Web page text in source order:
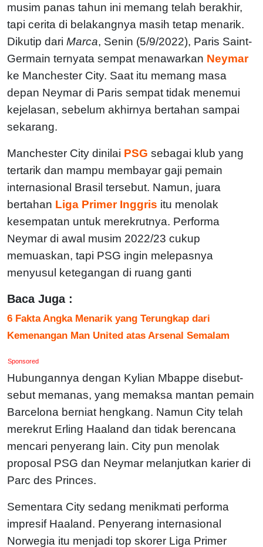
musim panas tahun ini memang telah berakhir,
tapi cerita di belakangnya masih tetap menarik.
Dikutip dari Marca, Senin (5/9/2022), Paris Saint-
Germain ternyata sempat menawarkan Neymar
ke Manchester City. Saat itu memang masa
depan Neymar di Paris sempat tidak menemui
kejelasan, sebelum akhirnya bertahan sampai
sekarang.
Manchester City dinilai PSG sebagai klub yang
tertarik dan mampu membayar gaji pemain
internasional Brasil tersebut. Namun, juara
bertahan Liga Primer Inggris itu menolak
kesempatan untuk merekrutnya. Performa
Neymar di awal musim 2022/23 cukup
memuaskan, tapi PSG ingin melepasnya
menyusul ketegangan di ruang ganti
Baca Juga :
6 Fakta Angka Menarik yang Terungkap dari
Kemenangan Man United atas Arsenal Semalam
Sponsored
Hubungannya dengan Kylian Mbappe disebut-
sebut memanas, yang memaksa mantan pemain
Barcelona berniat hengkang. Namun City telah
merekrut Erling Haaland dan tidak berencana
mencari penyerang lain. City pun menolak
proposal PSG dan Neymar melanjutkan karier di
Parc des Princes.
Sementara City sedang menikmati performa
impresif Haaland. Penyerang internasional
Norwegia itu menjadi top skorer Liga Primer